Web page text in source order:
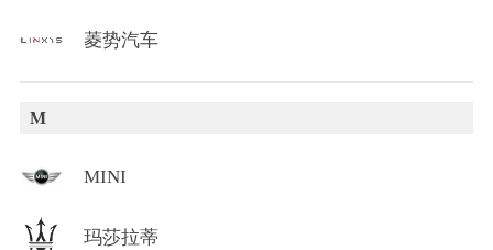
菱势汽车
M
MINI
玛莎拉蒂